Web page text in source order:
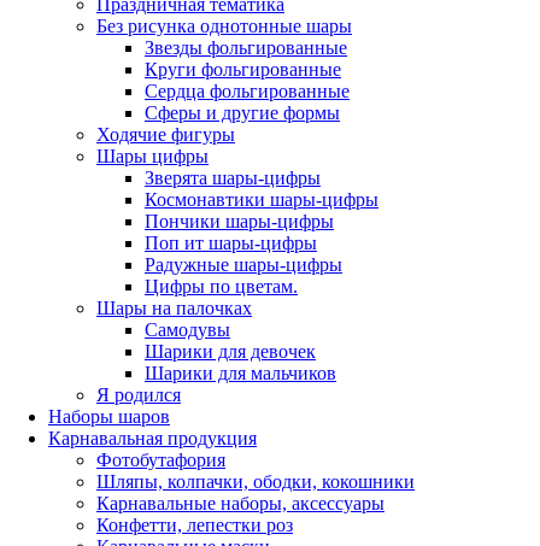
Без рисунка однотонные шары
Звезды фольгированные
Круги фольгированные
Сердца фольгированные
Сферы и другие формы
Ходячие фигуры
Шары цифры
Зверята шары-цифры
Космонавтики шары-цифры
Пончики шары-цифры
Поп ит шары-цифры
Радужные шары-цифры
Цифры по цветам.
Шары на палочках
Самодувы
Шарики для девочек
Шарики для мальчиков
Я родился
Наборы шаров
Карнавальная продукция
Фотобутафория
Шляпы, колпачки, ободки, кокошники
Карнавальные наборы, аксессуары
Конфетти, лепестки роз